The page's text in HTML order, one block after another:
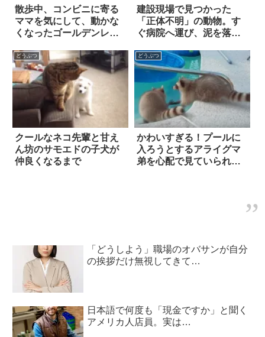
散歩中、コンビニに寄る
ママを気にして、動かな
くなったゴールデンレト
も…
建設現場で見つかった
「正体不明」の動物。す
ぐ病院へ運び、泥を落と
どうぶつ
クールなネコ先輩と甘え
ん坊のサモエドの子犬が
仲良くなるまで
どうぶつ
かわいすぎる！プールに
入ろうとするアライグマ
弟を心配で見ていられな
「どうしよう」職場のオバサンが自分
の挨拶だけ無視してきて…
日本語で何度も「現金ですか」と聞く
アメリカ人店員。実は…